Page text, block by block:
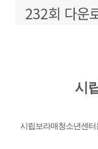
232회 다운
시
시립보라매청소년센